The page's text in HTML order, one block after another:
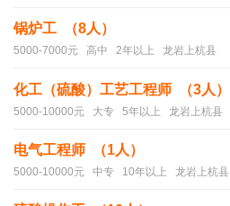
锅炉工 （8人）
5000-7000元 高中 2年以上 龙岩上杭县
化工（硫酸）工艺工程师 （3人）
5000-10000元 大专 5年以上 龙岩上杭县
电气工程师 （1人）
5000-10000元 中专 10年以上 龙岩上杭县